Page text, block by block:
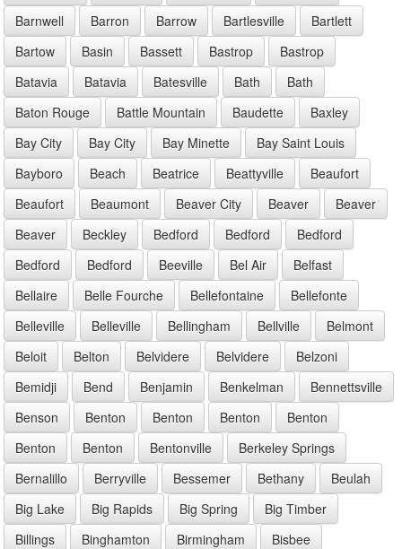
Barnwell
Barron Barrow Bartlesville
Bartlett
Bartow
Basin Bassett Bastrop
Bastrop
Batavia
Batavia Batesville Bath
Bath
Baton Rouge
Battle Mountain Baudette
Baxley
Bay City
Bay City Bay Minette
Bay Saint Louis
Bayboro
Beach Beatrice Beattyville
Beaufort
Beaufort
Beaumont Beaver City Beaver
Beaver
Beaver
Beckley Bedford Bedford
Bedford
Bedford
Bedford Beeville Bel Air
Belfast
Bellaire
Belle Fourche Bellefontaine
Bellefonte
Belleville
Belleville Bellingham Bellville
Belmont
Beloit
Belton Belvidere Belvidere
Belzoni
Bemidji
Bend Benjamin Benkelman
Bennettsville
Benson
Benton Benton Benton
Benton
Benton
Benton Bentonville
Berkeley Springs
Bernalillo
Berryville Bessemer Bethany
Beulah
Big Lake
Big Rapids Big Spring
Big Timber
Billings
Binghamton Birmingham
Bisbee